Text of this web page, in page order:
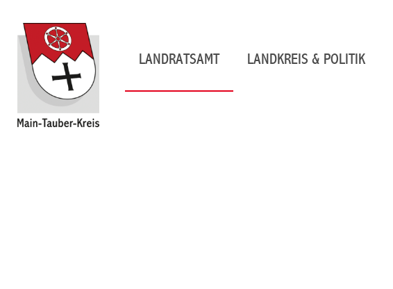
LANDRATSAMT LANDKREIS & POLITIK